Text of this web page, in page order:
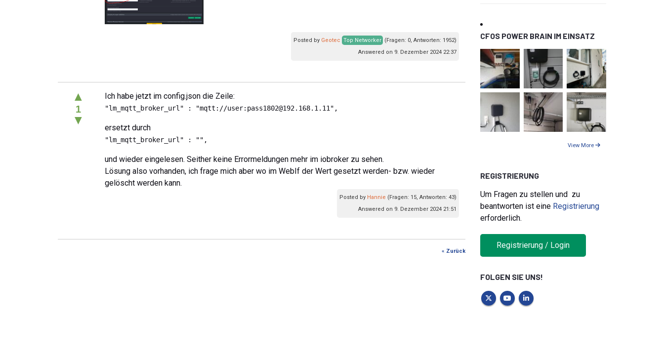
Posted by Geotec Top Networker (Fragen: 0, Antworten: 1952)
Answered on 9. Dezember 2024 22:37
▲
1
▼
Ich habe jetzt im config.json die Zeile:
"lm_mqtt_broker_url" : "mqtt://user:pass1802@192.168.1.11",
ersetzt durch
"lm_mqtt_broker_url" : "",
und wieder eingelesen. Seither keine Errormeldungen mehr im iobroker zu sehen.
Lösung also vorhanden, ich frage mich aber wo im WebIf der Wert gesetzt werden- bzw. wieder
gelöscht werden kann.
Posted by Hannie (Fragen: 15, Antworten: 43)
Answered on 9. Dezember 2024 21:51
« Zurück
CFOS POWER BRAIN IM EINSATZ
View More
REGISTRIERUNG
Um Fragen zu stellen und zu
beantworten ist eine Registrierung
erforderlich.
Registrierung / Login
FOLGEN SIE UNS!